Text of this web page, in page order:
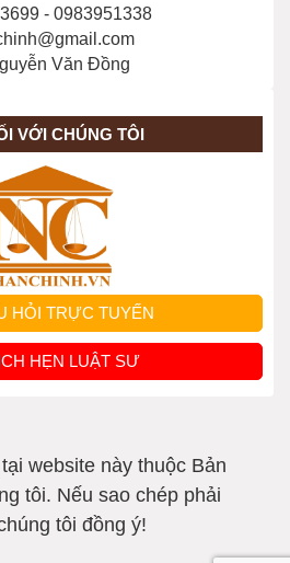
- 0983951338
Văn Đồng
VỚI CHÚNG TÔI
HỎI TRỰC TUYẾN
HẸN LUẬT SƯ
website này thuộc Bản
tôi. Nếu sao chép phải
tôi đồng ý!